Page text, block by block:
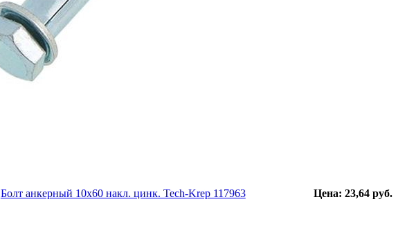
Болт анкерный 10х60 накл. цинк. Tech-Krep 117963 Цена: 23,64 руб.